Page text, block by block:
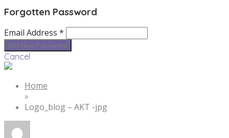
Forgotten Password
Email Address *
Cancel
Home
»
Logo_blog – AKT -jpg